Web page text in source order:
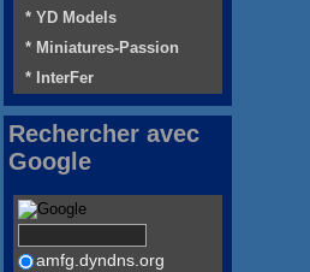
* YD Models
* Miniatures-Passion
* InterFer
Rechercher avec
Google
amfg.dyndns.org